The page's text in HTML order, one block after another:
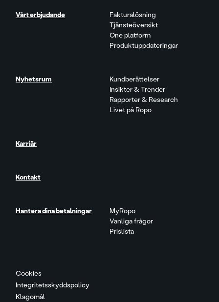
Cookies
Integritetsskyddspolicy
Klagomål
Vårt erbjudande
Fakturalösning
Tjänsteöversikt
One platform
Produktuppdateringar
Nyhetsrum
Kundberättelser
Insikter & Trender
Rapporter & Research
Livet på Ropo
Karriär
Kontakt
Hantera dina betalningar
MyRopo
Vanliga frågor
Prislista